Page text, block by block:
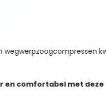
wegwerpzoogcompressen
en comfortabel met deze